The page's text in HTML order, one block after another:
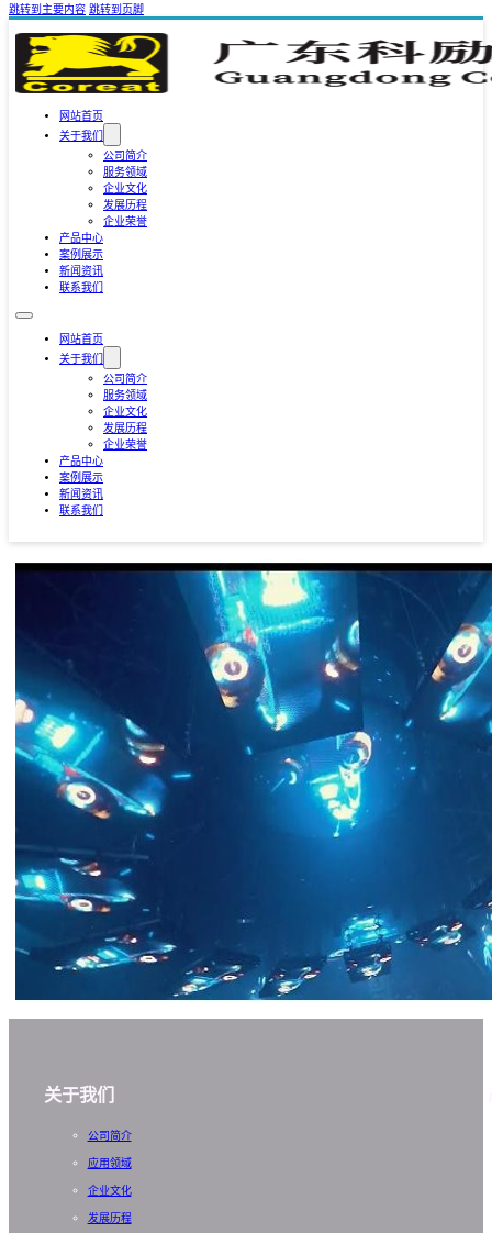
跳转到主要内容 跳转到页脚
网站首页
关于我们
公司简介
服务领域
企业文化
发展历程
企业荣誉
产品中心
案例展示
新闻资讯
联系我们
网站首页
关于我们
公司简介
服务领域
企业文化
发展历程
企业荣誉
产品中心
案例展示
新闻资讯
联系我们
关于我们
公司简介
应用领域
企业文化
发展历程